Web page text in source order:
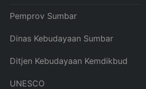
Pemprov Sumbar
Dinas Kebudayaan Sumbar
Ditjen Kebudayaan Kemdikbud
UNESCO